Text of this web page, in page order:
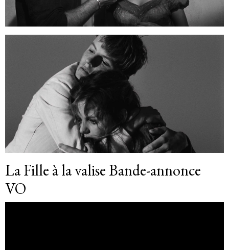
La Fille à la valise Bande-annonce
VO